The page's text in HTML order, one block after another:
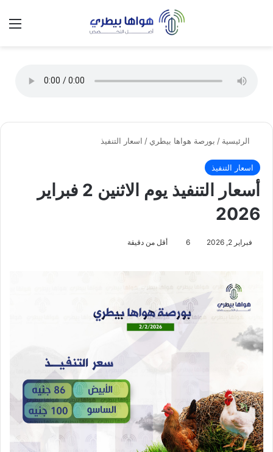
الوضع
الرئيسية / بورصة هواها بيطري / اسعار التنفيذ
اسعار التنفيذ
أسعار التنفيذ يوم الاثنين 2 فبراير
2026
فبراير 2, 2026 6 أقل من دقيقة